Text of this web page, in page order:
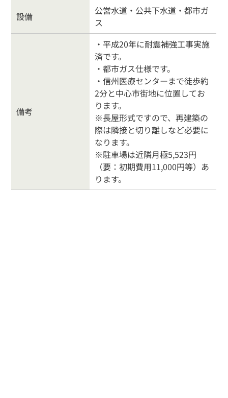
設備
公営水道・公共下水道・都市ガ
ス
備考
・平成20年に耐震補強工事実施
済です。
・都市ガス仕様です。
・信州医療センターまで徒歩約
2分と中心市街地に位置してお
ります。
※長屋形式ですので、再建築の
際は隣接と切り離しなど必要に
なります。
※駐車場は近隣月極5,523円
（要：初期費用11,000円等）あ
ります。
戸建住宅 売り土地
事業物件
物件を売る
行政書士
お問合わせ
お客様の声
よくある質問